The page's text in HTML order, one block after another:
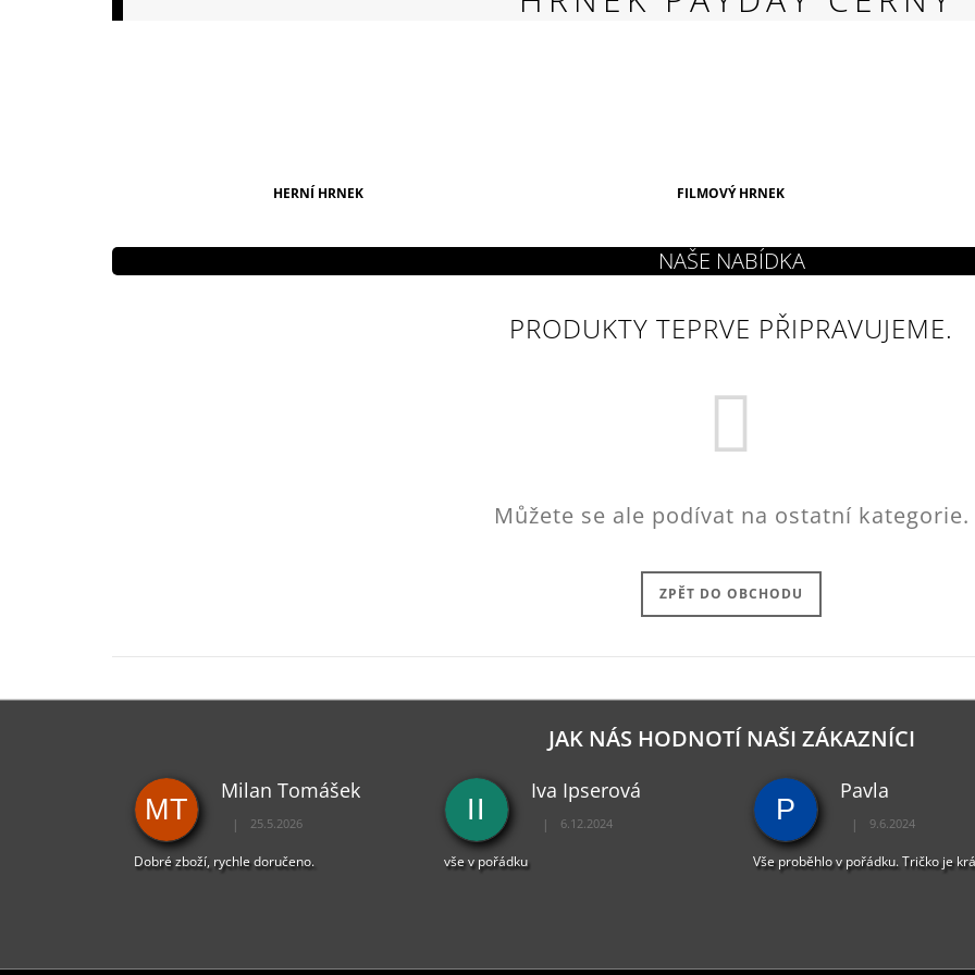
HERNÍ HRNEK FILMOVÝ HRNEK
PRODUKTY TEPRVE PŘIPRAVUJEME.
Můžete se ale podívat na ostatní kategorie.
ZPĚT DO OBCHODU
JAK NÁS HODNOTÍ NAŠI ZÁKAZNÍCI
MT
Milan Tomášek
Hodnocení obchodu je 5 z 5 hvězdiček.
| 25.5.2026
Dobré zboží, rychle doručeno.
II
Iva Ipserová
Hodnocení obchodu je 5 z 5 hvězdiček.
| 6.12.2024
vše v pořádku
P
Pavla
Hodnocení obchodu
| 9.6.2024
Vše proběhlo v pořádku. Tričko je